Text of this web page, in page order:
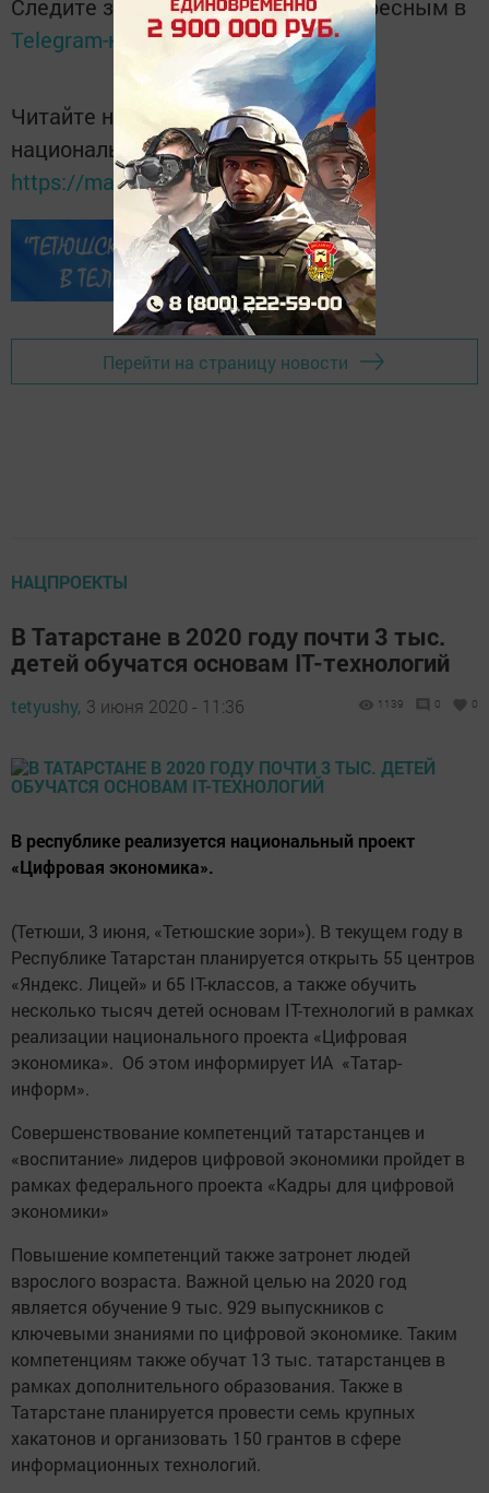
Следите за самым важным и интересным в
Telegram-каналеТатмедиа
Читайте новости Татарстана в
национальном мессенджере MАХ:
https://max.ru/tatmedia
Перейти на страницу новости
НАЦПРОЕКТЫ
В Татарстане в 2020 году почти 3 тыс.
детей обучатся основам IT-технологий
tetyushy, 3 июня 2020 - 11:36 1139 0 0
В республике реализуется национальный проект
«Цифровая экономика».
(Тетюши, 3 июня, «Тетюшские зори»). В текущем году в
Республике Татарстан планируется открыть 55 центров
«Яндекс. Лицей» и 65 IT-классов, а также обучить
несколько тысяч детей основам IT-технологий в рамках
реализации национального проекта «Цифровая
экономика». Об этом информирует ИА «Татар-
информ».
Совершенствование компетенций татарстанцев и
«воспитание» лидеров цифровой экономики пройдет в
рамках федерального проекта «Кадры для цифровой
экономики»
Повышение компетенций также затронет людей
взрослого возраста. Важной целью на 2020 год
является обучение 9 тыс. 929 выпускников с
ключевыми знаниями по цифровой экономике. Таким
компетенциям также обучат 13 тыс. татарстанцев в
рамках дополнительного образования. Также в
Татарстане планируется провести семь крупных
хакатонов и организовать 150 грантов в сфере
информационных технологий.